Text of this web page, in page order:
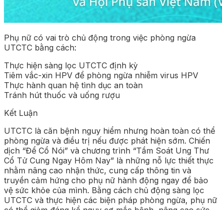
Phụ nữ có vai trò chủ động trong việc phòng ngừa
UTCTC bằng cách:
Thực hiện sàng lọc UTCTC định kỳ
Tiêm vắc-xin HPV để phòng ngừa nhiễm virus HPV
Thực hành quan hệ tình dục an toàn
Tránh hút thuốc và uống rượu
Kết Luận
UTCTC là căn bệnh nguy hiểm nhưng hoàn toàn có thể
phòng ngừa và điều trị nếu được phát hiện sớm. Chiến
dịch “Để Cổ Nói” và chương trình “Tầm Soát Ung Thư
Cổ Tử Cung Ngay Hôm Nay” là những nỗ lực thiết thực
nhằm nâng cao nhận thức, cung cấp thông tin và
truyền cảm hứng cho phụ nữ hành động ngay để bảo
vệ sức khỏe của mình. Bằng cách chủ động sàng lọc
UTCTC và thực hiện các biện pháp phòng ngừa, phụ nữ